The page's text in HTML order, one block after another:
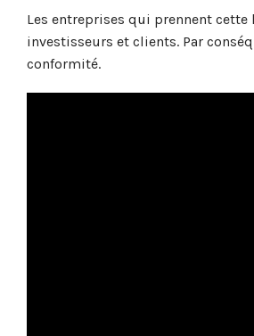
Les entreprises qui prennent
investisseurs et clients. Par
conformité.